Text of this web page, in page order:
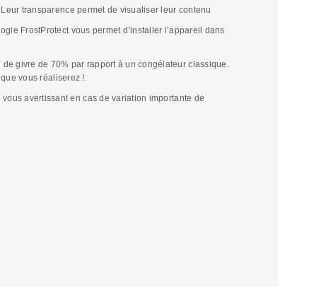
transparence permet de visualiser leur contenu
FrostProtect vous permet d’installer l’appareil dans
givre de 70% par rapport à un congélateur classique.
vous réaliserez !
avertissant en cas de variation importante de